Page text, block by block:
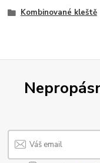
Kombinované kleště